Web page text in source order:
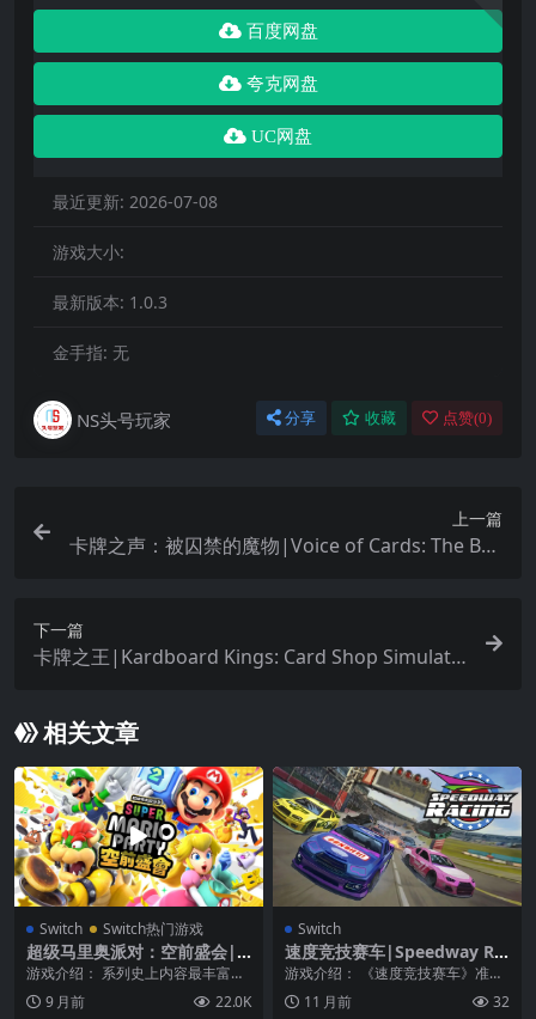
百度网盘
夸克网盘
UC网盘
最近更新: 2026-07-08
游戏大小:
最新版本: 1.0.3
金手指: 无
NS头号玩家 分享 收藏 点赞(0)
上一篇
卡牌之声：被囚禁的魔物|Voice of Cards: The Bea
下一篇
卡牌之王|Kardboard Kings: Card Shop Simulato
相关文章
Switch Switch热门游戏
超级马里奥派对：空前盛会|S
uper Mario Party Jamboree
中文
游戏介绍： 系列史上内容最丰富的
派对即将开幕！《超级玛利欧派对
空前盛会》。 全...
9 月前 22.0K
Switch
速度竞技赛车|Speedway Ra
cing
游戏介绍： 《速度竞技赛车》准备
好感受速度！ 在速度竞技赛车中，
您将以超过230...
11 月前 32